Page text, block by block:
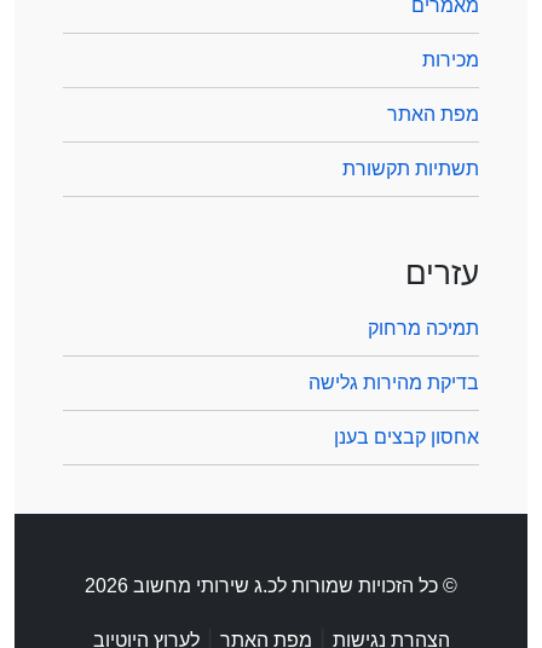
מאמרים
מכירות
מפת האתר
תשתיות תקשורת
עזרים
תמיכה מרחוק
בדיקת מהירות גלישה
אחסון קבצים בענן
© כל הזכויות שמורות לכ.ג שירותי מחשוב 2026
הצהרת נגישות מפת האתר |לערוץ היוטיוב